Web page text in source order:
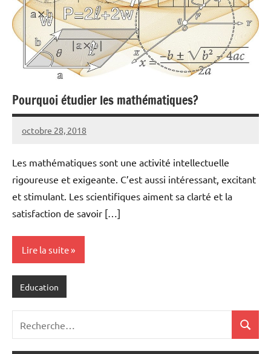
Pourquoi étudier les mathématiques?
octobre 28, 2018
Maria
Les mathématiques sont une activité intellectuelle
rigoureuse et exigeante. C’est aussi intéressant, excitant
et stimulant. Les scientifiques aiment sa clarté et la
satisfaction de savoir […]
Lire la suite
Education
pour